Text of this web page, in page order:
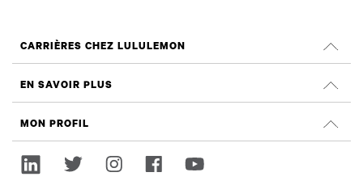
CARRIÈRES CHEZ LULULEMON
Rechercher des emplois
EN SAVOIR PLUS
Durabilité et effet social
lululemon.com
MON PROFIL
Ouvrir une session